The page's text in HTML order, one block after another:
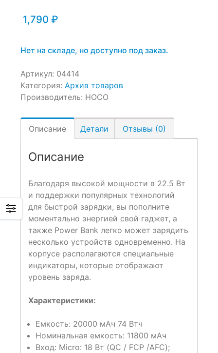
1,790 ₽
Нет на складе, но доступно под заказ.
Артикул: 04414
Категория: Архив товаров
Производитель: HOCO
Описание Детали Отзывы (0)
Описание
Благодаря высокой мощности в 22.5 Вт
и поддержки популярных технологий
для быстрой зарядки, вы пополните
моментально энергией свой гаджет, а
также Power Bank легко может зарядить
несколько устройств одновременно. На
корпусе располагаются специальные
индикаторы, которые отображают
уровень заряда.
Характеристики:
Емкость: 20000 мАч 74 Втч
Номинальная емкость: 11800 мАч
Вход: Micro: 18 Вт (QC / FCP /AFC);